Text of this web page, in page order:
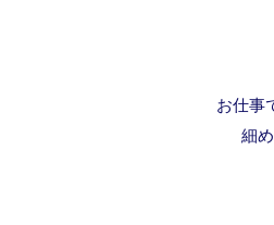
お仕事
細